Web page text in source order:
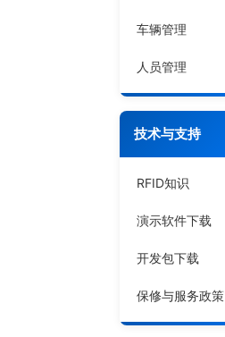
车辆管理
人员管理
技术与支持
RFID知识
演示软件下载
开发包下载
保修与服务政策